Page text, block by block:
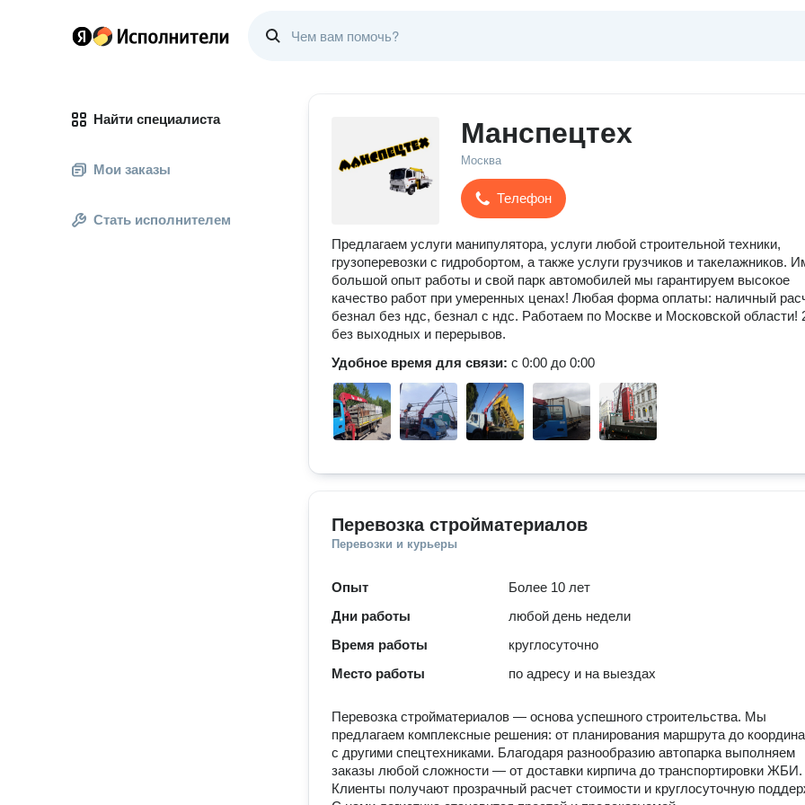
Найти специалиста
Мои заказы
Стать исполнителем
Манспецтех
Москва
Телефон
Предлагаем услуги манипулятора, услуги любой строительной техники,
грузоперевозки с гидробортом, а также услуги грузчиков и такелажников.
большой опыт работы и свой парк автомобилей мы гарантируем высокое
качество работ при умеренных ценах! Любая форма оплаты: наличный
безнал без ндс, безнал с ндс. Работаем по Москве и Московской области!
без выходных и перерывов.
Удобное время для связи: с 0:00 до 0:00
Перевозка стройматериалов
Перевозки и курьеры
Опыт
Более 10 лет
Дни работы
любой день недели
Время работы
круглосуточно
Место работы
по адресу и на выездах
Перевозка стройматериалов — основа успешного строительства. Мы
предлагаем комплексные решения: от планирования маршрута до
с другими спецтехниками. Благодаря разнообразию автопарка выполняем
заказы любой сложности — от доставки кирпича до транспортировки ЖБИ.
Клиенты получают прозрачный расчет стоимости и круглосуточную